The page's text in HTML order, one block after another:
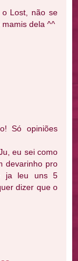
o Lost, não se
dela ^^
Só opiniões
eu sei como
devarinho pro
ja leu uns 5
dizer que o